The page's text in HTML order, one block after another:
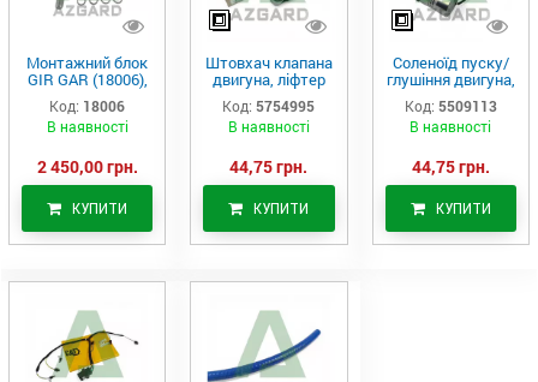
Монтажний блок
GIR GAR (18006),
Аналог
Код: 18006
В наявності
2 450,00 грн.
КУПИТИ
Штовхач клапана
двигуна, ліфтер
(575-4995)
Код: 5754995
В наявності
44,75 грн.
КУПИТИ
Соленоїд пуску/
глушіння двигуна,
актуатор (550-
9113)
Код: 5509113
В наявності
44,75 грн.
КУПИТИ